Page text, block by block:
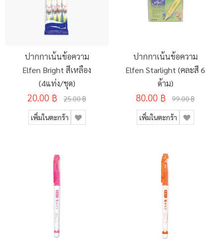
ปากกาเน้นข้อความ
Elfen Bright สีเหลือง
(4แท่ง/ชุด)
20.00 ฿ 25.00 ฿
เพิ่มในตะกร้า
ปากกาเน้นข้อความ
Elfen Starlight (คละสี 6
ด้าม)
80.00 ฿ 99.00 ฿
เพิ่มในตะกร้า